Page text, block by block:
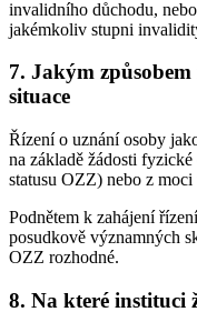
invalidního důchodu,
jakémkoliv stupni
7. Jakým
situace
Řízení o uznání osoby
na základě žádosti
statusu OZZ) nebo z
Podnětem k zahájení
posudkově významných
OZZ rozhodné.
8. Na které instituci